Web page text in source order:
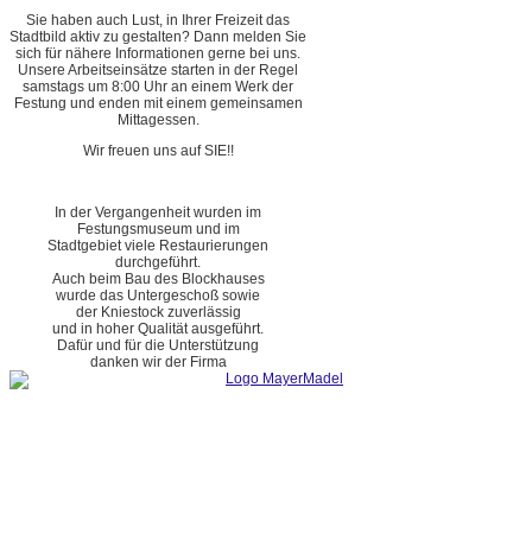
Sie haben auch Lust, in Ihrer Freizeit das
Stadtbild aktiv zu gestalten? Dann melden Sie
sich für nähere Informationen gerne bei uns.
Unsere Arbeitseinsätze starten in der Regel
samstags um 8:00 Uhr an einem Werk der
Festung und enden mit einem gemeinsamen
Mittagessen.
Wir freuen uns auf SIE!!
In der Vergangenheit wurden im
Festungsmuseum und im
Stadtgebiet viele Restaurierungen
durchgeführt.
Auch beim Bau des Blockhauses
wurde das Untergeschoß sowie
der Kniestock zuverlässig
und in hoher Qualität ausgeführt.
Dafür und für die Unterstützung
danken wir der Firma